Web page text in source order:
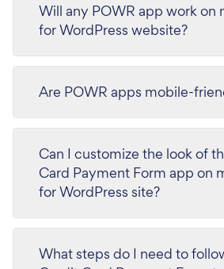
Will any POWR app work on
for WordPress website?
Are POWR apps mobile-
Can I customize the look of
Card Payment Form app on
for WordPress site?
What steps do I need to